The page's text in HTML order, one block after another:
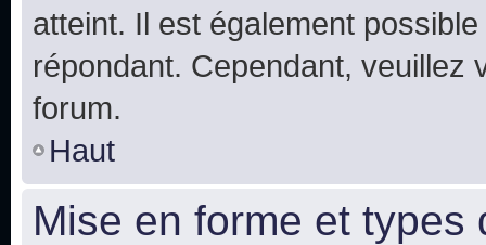
atteint. Il est également
répondant. Cependant,
forum.
Haut
Mise en forme et types